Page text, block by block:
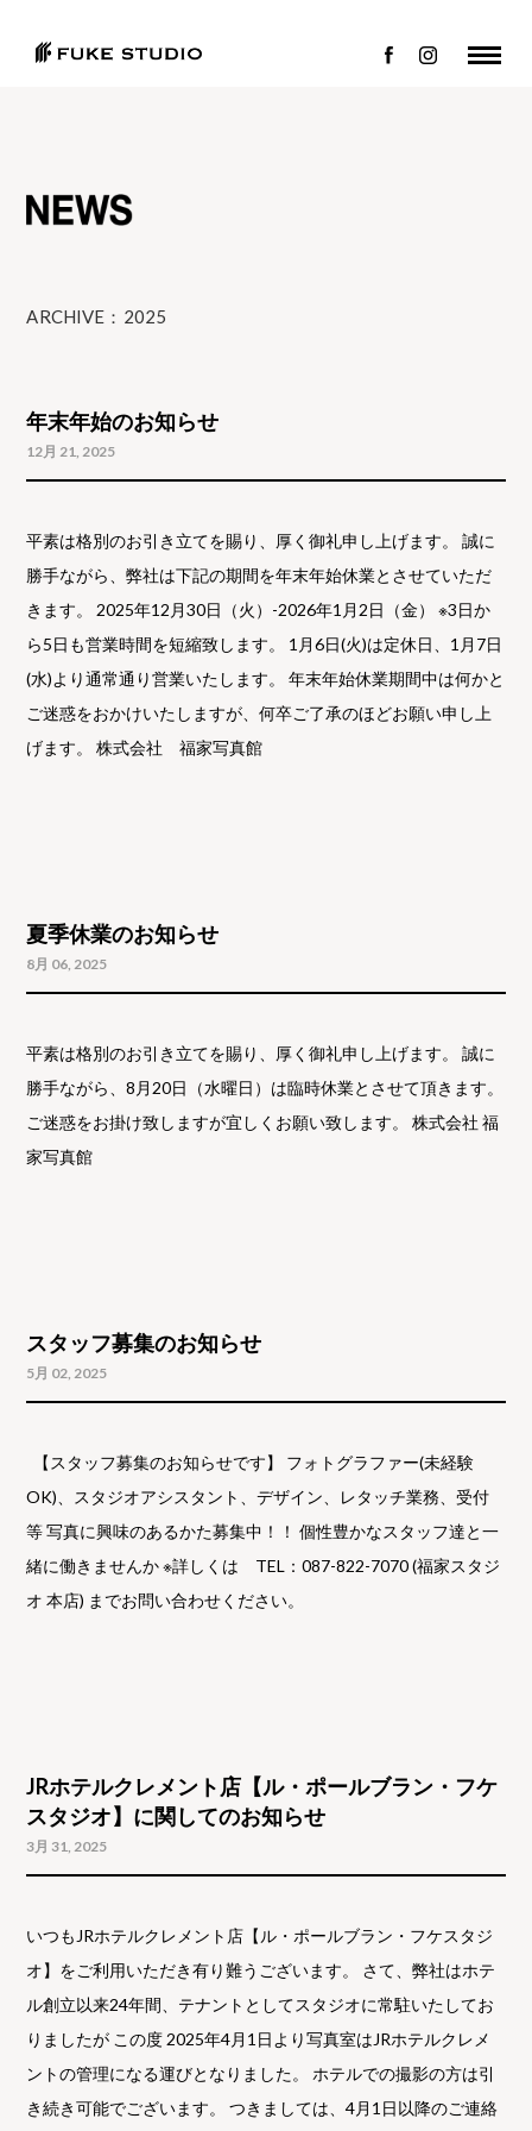
ARCHIVE：2025
年末年始のお知らせ
12月 21, 2025
平素は格別のお引き立てを賜り、厚く御礼申し上げます。 誠に
勝手ながら、弊社は下記の期間を年末年始休業とさせていただ
きます。 2025年12月30日（火）-2026年1月2日（金） ※3日か
ら5日も営業時間を短縮致します。 1月6日(火)は定休日、1月7日
(水)より通常通り営業いたします。 年末年始休業期間中は何かと
ご迷惑をおかけいたしますが、何卒ご了承のほどお願い申し上
げます。 株式会社 福家写真館
夏季休業のお知らせ
8月 06, 2025
平素は格別のお引き立てを賜り、厚く御礼申し上げます。 誠に
勝手ながら、8月20日（水曜日）は臨時休業とさせて頂きます。
ご迷惑をお掛け致しますが宜しくお願い致します。 株式会社 福
家写真館
スタッフ募集のお知らせ
5月 02, 2025
【スタッフ募集のお知らせです】 フォトグラファー(未経験
OK)、スタジオアシスタント、デザイン、レタッチ業務、受付
等 写真に興味のあるかた募集中！！ 個性豊かなスタッフ達と一
緒に働きませんか ※詳しくは TEL：087-822-7070 (福家スタジ
オ 本店) までお問い合わせください。
JRホテルクレメント店【ル・ポールブラン・フケ
スタジオ】に関してのお知らせ
3月 31, 2025
いつもJRホテルクレメント店【ル・ポールブラン・フケスタジ
オ】をご利用いただき有り難うございます。 さて、弊社はホテ
ル創立以来24年間、テナントとしてスタジオに常駐いたしてお
りましたが この度 2025年4月1日より写真室はJRホテルクレメ
ントの管理になる運びとなりました。 ホテルでの撮影の方は引
き続き可能でございます。 つきましては、4月1日以降のご連絡